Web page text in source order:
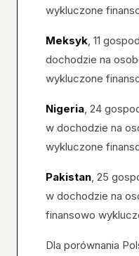
wykluczone
Meksyk , 11
dochodzie na
wykluczone
Nigeria , 24
w dochodzie na
wykluczone
Pakistan , 25
w dochodzie na
finansowo
Dla porównania